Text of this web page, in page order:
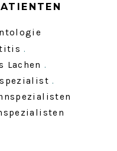
.
Lachen .
.